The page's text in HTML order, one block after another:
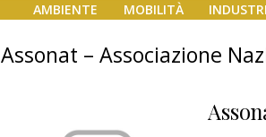
AMBIENTE MOBILITÀ
Assonat – Associazione